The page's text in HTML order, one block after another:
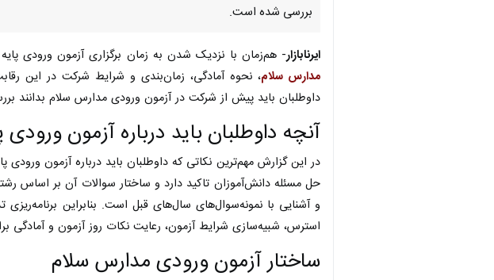
بررسی شده است.
ایرنابازار- هم‌زمان با نزدیک شدن به زمان برگزاری آزمون ورودی
مدارس سلام، نحوه آمادگی، زمان‌بندی و شرایط شرکت در این
داوطلبان باید پیش از شرکت در آزمون ورودی مدارس سلام بدانند
آنچه داوطلبان باید درباره آزمون
در این گزارش مهم‌ترین نکاتی که داوطلبان باید درباره آزمون
حل مسئله دانش‌آموزان تاکید دارد و ساختار سوالات آن بر اساس
و آشنایی با نمونه‌سوال‌های سال‌های قبل است. بنابراین
استرس، شبیه‌سازی شرایط آزمون، رعایت نکات روز آزمون و
ساختار آزمون ورودی مدارس سلام